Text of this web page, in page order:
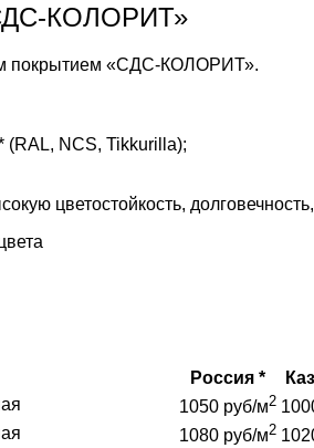
КОЛОРИТ»
покрытием «СДС-КОЛОРИТ».
NCS, Tikkurilla);
цветостойкость,
Россия *
1050 руб/м2
1080 руб/м2